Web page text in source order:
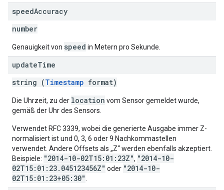
speedAccuracy
number
Genauigkeit von speed in Metern pro Sekunde.
updateTime
string (Timestamp format)
Die Uhrzeit, zu der location vom Sensor gemeldet wurde,
gemäß der Uhr des Sensors.
Verwendet RFC 3339, wobei die generierte Ausgabe immer Z-
normalisiert ist und 0, 3, 6 oder 9 Nachkommastellen
verwendet. Andere Offsets als „Z“ werden ebenfalls akzeptiert.
Beispiele: "2014-10-02T15:01:23Z", "2014-10-
02T15:01:23.045123456Z" oder "2014-10-
02T15:01:23+05:30"